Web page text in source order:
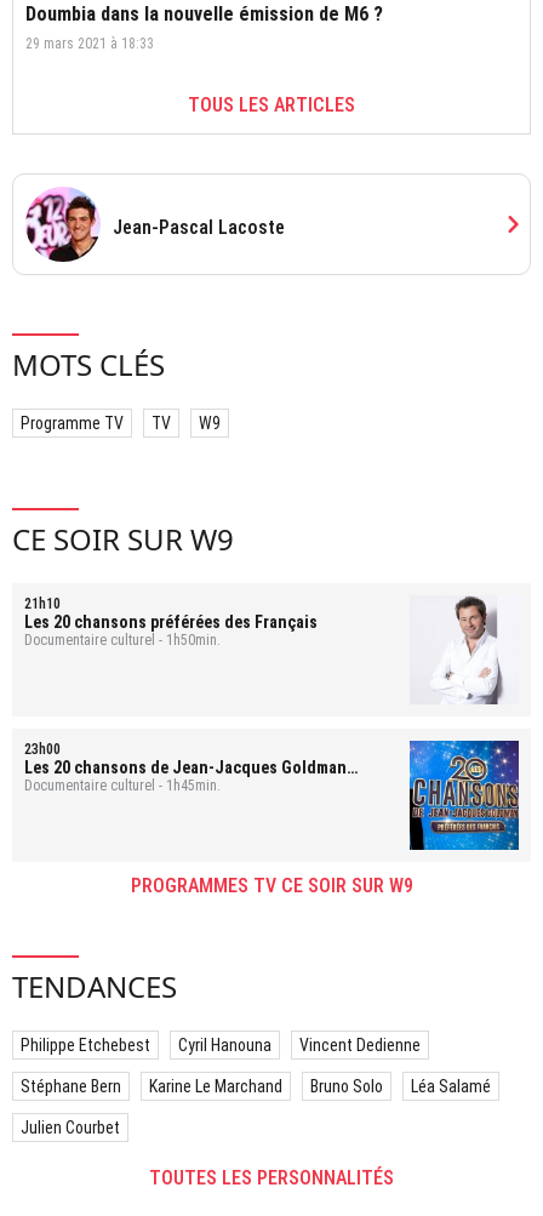
Doumbia dans la nouvelle émission de M6 ?
29 mars 2021 à 18:33
TOUS LES ARTICLES
Jean-Pascal Lacoste chevron_right
MOTS CLÉS
Programme TV TV W9
CE SOIR SUR W9
21h10
Les 20 chansons préférées des Français
Documentaire culturel - 1h50min.
23h00
Les 20 chansons de Jean-Jacques Goldman
préférées des Français
Documentaire culturel - 1h45min.
PROGRAMMES TV CE SOIR SUR W9
TENDANCES
Philippe Etchebest Cyril Hanouna Vincent Dedienne
Stéphane Bern Karine Le Marchand Bruno Solo Léa Salamé
Julien Courbet
TOUTES LES PERSONNALITÉS